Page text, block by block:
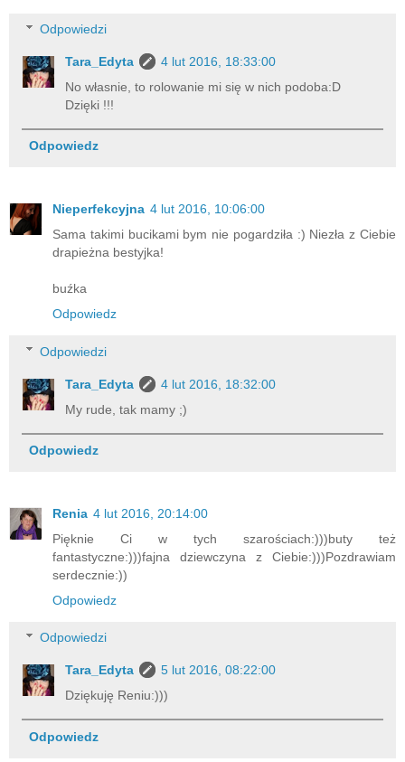
Odpowiedzi
Tara_Edyta
4 lut 2016, 18:33:00
No własnie, to rolowanie mi się w nich podoba:D
Dzięki !!!
Odpowiedz
Nieperfekcyjna 4 lut 2016, 10:06:00
Sama takimi bucikami bym nie pogardziła :) Niezła z Ciebie
drapieżna bestyjka!
buźka
Odpowiedz
Odpowiedzi
Tara_Edyta
4 lut 2016, 18:32:00
My rude, tak mamy ;)
Odpowiedz
Renia 4 lut 2016, 20:14:00
Pięknie Ci w tych szarościach:)))buty też
fantastyczne:)))fajna dziewczyna z Ciebie:)))Pozdrawiam
serdecznie:))
Odpowiedz
Odpowiedzi
Tara_Edyta
5 lut 2016, 08:22:00
Dziękuję Reniu:)))
Odpowiedz